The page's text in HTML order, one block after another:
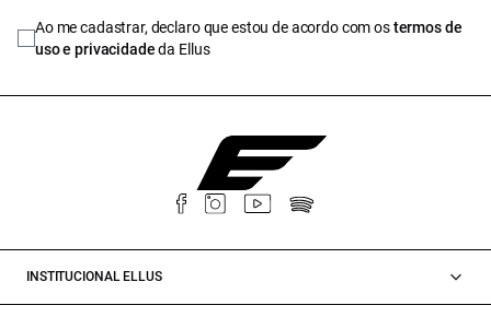
Ao me cadastrar, declaro que estou de acordo com ostermos de
uso e privacidadeda Ellus
INSTITUCIONAL ELLUS